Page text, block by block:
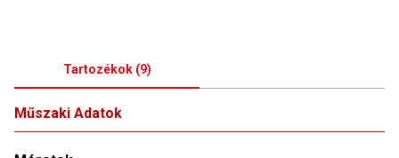
Tartozékok(9)
Műszaki Adatok